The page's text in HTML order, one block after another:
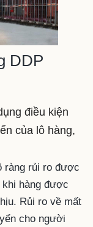
DDP
điều kiện
của lô hàng,
ràng rủi ro được
hàng được
Rủi ro về mất
cho người